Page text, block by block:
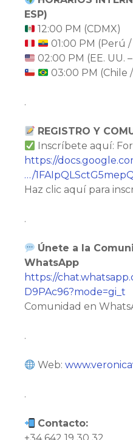
ESP)
12:00 PM (CDMX)
01:00 PM (Perú
02:00 PM (EE. UU.
03:00 PM (Chile
.
REGISTRO Y
Inscríbete aquí:
https://
…/
Haz clic aquí para
.
Únete a la
WhatsApp
https://
D9PAc96?mode=gi_t
Comunidad en
.
Web:
.
Contacto: